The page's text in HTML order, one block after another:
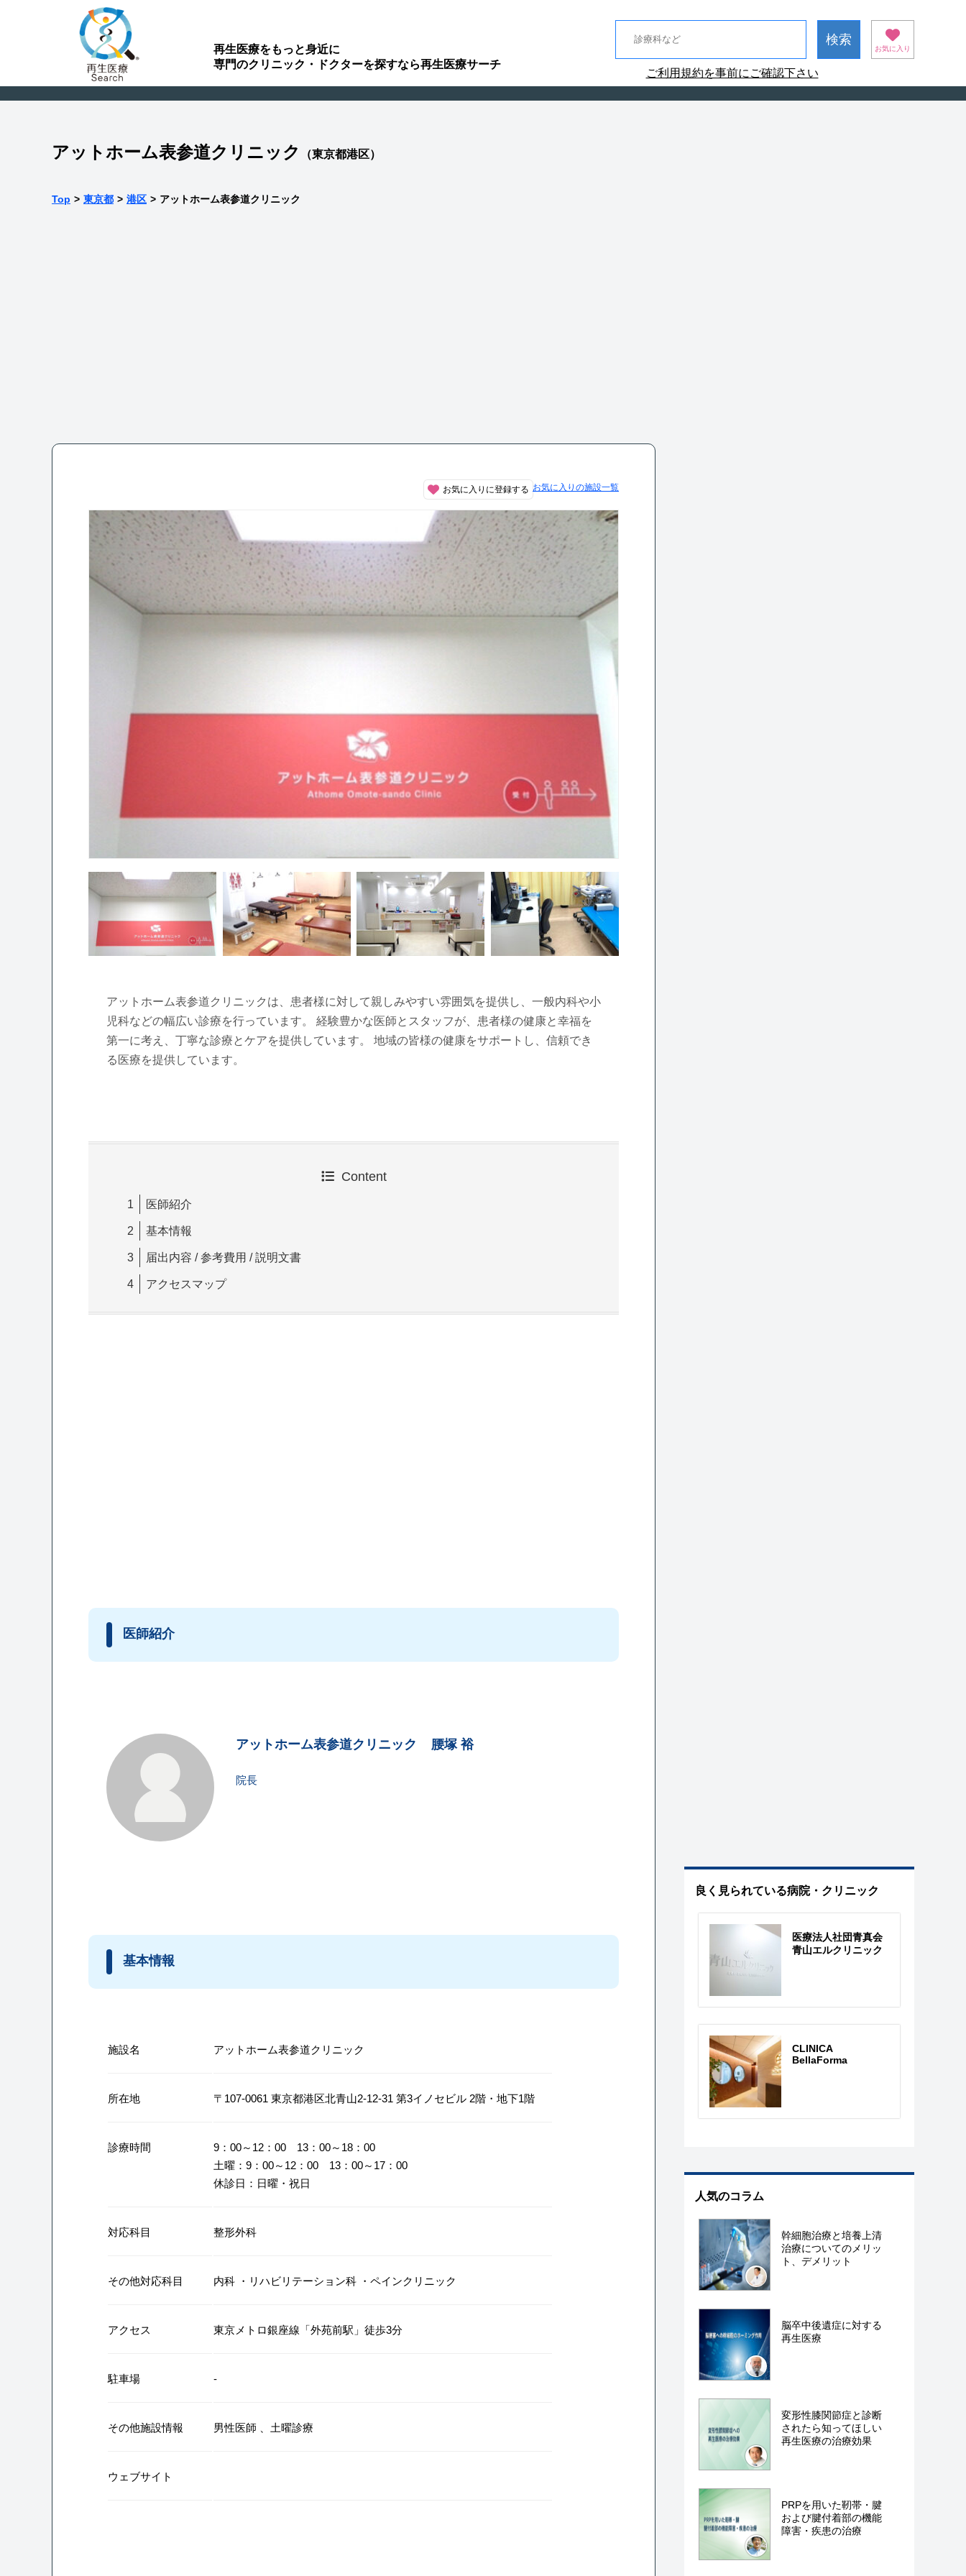
再生医療をもっと身近に
専門のクリニック・ドクターを探すなら再生医療サーチ
お気に入り
ご利用規約を事前にご確認下さい
アットホーム表参道クリニック （東京都港区）
Top > 東京都 > 港区 > アットホーム表参道クリニック
お気に入りに登録する お気に入りの施設一覧
アットホーム表参道クリニックは、患者様に対して親しみやすい雰囲気を提供し、一般内科や小
児科などの幅広い診療を行っています。 経験豊かな医師とスタッフが、患者様の健康と幸福を
第一に考え、丁寧な診療とケアを提供しています。 地域の皆様の健康をサポートし、信頼でき
る医療を提供しています。
Content
医師紹介
基本情報
届出内容 / 参考費用 / 説明文書
アクセスマップ
医師紹介
アットホーム表参道クリニック 腰塚 裕
院長
基本情報
施設名 アットホーム表参道クリニック
所在地 〒107-0061 東京都港区北青山2-12-31 第3イノセビル 2階・地下1階
診療時間
9：00～12：00 13：00～18：00
土曜：9：00～12：00 13：00～17：00
休診日：日曜・祝日
対応科目 整形外科
その他対応科目 内科 ・ リハビリテーション科 ・ ペインクリニック
アクセス 東京メトロ銀座線「外苑前駅」徒歩3分
駐車場 -
その他施設情報 男性医師 土曜診療
ウェブサイト
良く見られている病院・クリニック
医療法人社団青真会
青山エルクリニック
CLINICA
BellaForma
人気のコラム
幹細胞治療と培養上清
治療についてのメリッ
ト、デメリット
脳卒中後遺症に対する
再生医療
変形性膝関節症と診断
されたら知ってほしい
再生医療の治療効果
PRPを用いた靭帯・腱
および腱付着部の機能
障害・疾患の治療